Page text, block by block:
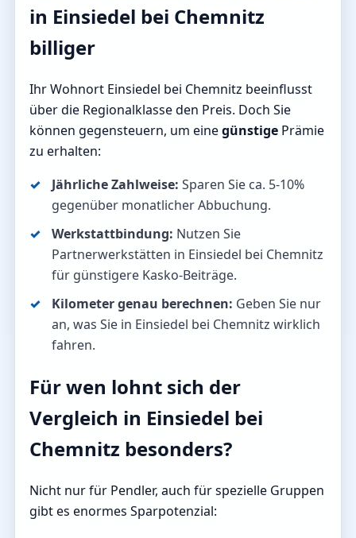
in Einsiedel bei Chemnitz
billiger
Ihr Wohnort Einsiedel bei Chemnitz beeinflusst
über die Regionalklasse den Preis. Doch Sie
können gegensteuern, um einegünstige Prämie
zu erhalten:
Jährliche Zahlweise: Sparen Sie ca. 5-10%
gegenüber monatlicher Abbuchung.
Werkstattbindung: Nutzen Sie
Partnerwerkstätten in Einsiedel bei Chemnitz
für günstigere Kasko-Beiträge.
Kilometer genau berechnen: Geben Sie nur
an, was Sie in Einsiedel bei Chemnitz wirklich
fahren.
Für wen lohnt sich der
Vergleich in Einsiedel bei
Chemnitz besonders?
Nicht nur für Pendler, auch für spezielle Gruppen
gibt es enormes Sparpotenzial: